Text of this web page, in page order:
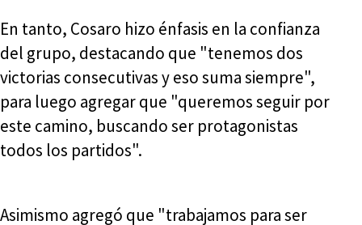
En tanto, Cosaro hizo énfasis en la confianza
del grupo, destacando que "tenemos dos
victorias consecutivas y eso suma siempre",
para luego agregar que "queremos seguir por
este camino, buscando ser protagonistas
todos los partidos".
Asimismo agregó que "trabajamos para ser